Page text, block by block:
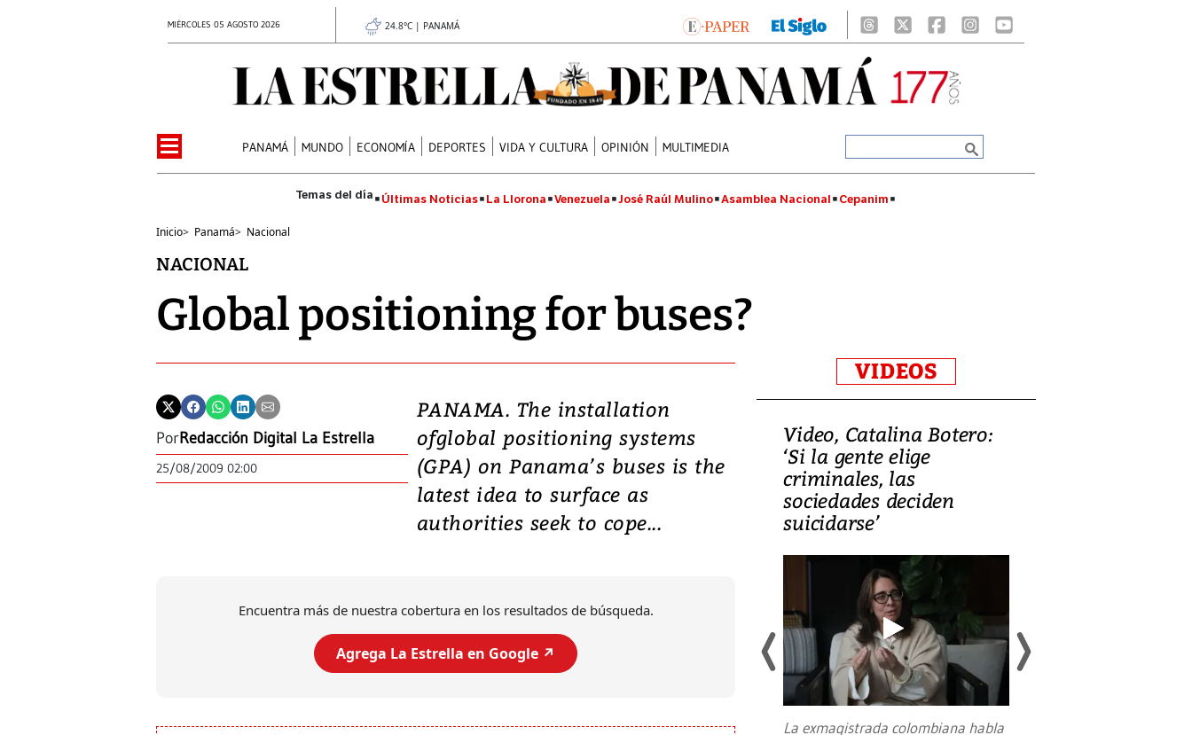
MIÉRCOLES 05 AGOSTO 2026 24.8°C | PANAMÁ
PANAMÁ MUNDO ECONOMÍA DEPORTES VIDA Y CULTURA OPINIÓN MULTIMEDIA
Últimas Noticias La Llorona Venezuela José Raúl Mulino Asamblea Nacional Cepanim
Inicio> Panamá> Nacional
NACIONAL
Global positioning for buses?
PorRedacción Digital La Estrella
25/08/2009 02:00
PANAMA. The installation
ofglobal positioning systems
(GPA) on Panama’s buses is the
latest idea to surface as
authorities seek to cope...
Encuentra más de nuestra cobertura en los resultados de búsqueda.
Agrega La Estrella en Google ↗️
VIDEOS
Video, Japón: Terremoto
deja heridos y graves
daños en Kumamoto
al sur de Japón, provocando una
Video, Catalina Botero:
‘Si la gente elige
criminales, las
sociedades deciden
suicidarse’
La exmagistrada colombiana habla